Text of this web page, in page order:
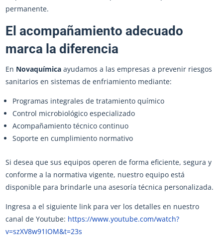
permanente.
El acompañamiento adecuado
marca la diferencia
En Novaquímica ayudamos a las empresas a prevenir riesgos
sanitarios en sistemas de enfriamiento mediante:
Programas integrales de tratamiento químico
Control microbiológico especializado
Acompañamiento técnico continuo
Soporte en cumplimiento normativo
Si desea que sus equipos operen de forma eficiente, segura y
conforme a la normativa vigente, nuestro equipo está
disponible para brindarle una asesoría técnica personalizada.
Ingresa a el siguiente link para ver los detalles en nuestro
canal de Youtube: https://www.youtube.com/watch?
v=szXV8w91IOM&t=23s